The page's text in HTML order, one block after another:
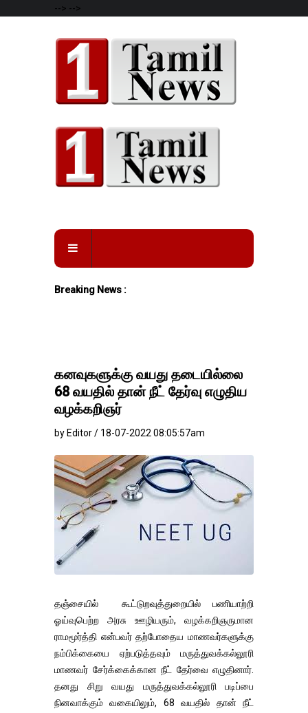
--> -->
Breaking News :
கனவுகளுக்கு வயது தடையில்லை
68 வயதில் தான் நீட் தேர்வு எழுதிய
வழக்கறிஞர்
by Editor / 18-07-2022 08:05:57am
தஞ்சையில் கூட்டுறவுத்துறையில் பணியாற்றி
ஓய்வுபெற்ற அரசு ஊழியரும், வழக்கறிஞருமான
ராமமூர்த்தி என்பவர் தற்போதைய மாணவர்களுக்கு
நம்பிக்கையை ஏற்படுத்தவும் மருத்துவக்கல்லூரி
மாணவர் சேர்க்கைக்கான நீட் தேர்வை எழுதினார்.
தனது சிறு வயது மருத்துவக்கல்லூரி படிப்பை
நினவாக்கும் வகையிலும், 68 வயதில் தான் நீட்